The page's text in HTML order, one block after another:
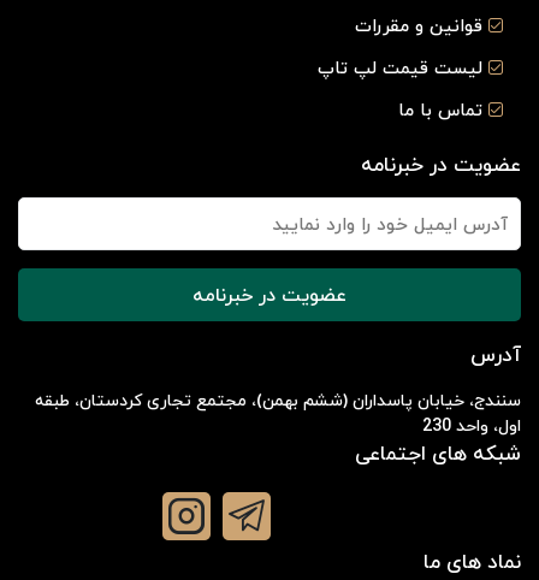
قوانین و مقررات
لیست قیمت لپ تاپ
تماس با ما
عضویت در خبرنامه
عضویت در خبرنامه
آدرس
سنندج، خیابان پاسداران (ششم بهمن)، مجتمع تجاری کردستان، طبقه
اول، واحد 230
شبکه های اجتماعی
نماد های ما